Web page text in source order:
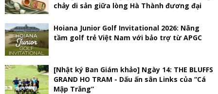
chảy di sản giữa lòng Hà Thành đương đại
Hoiana Junior Golf Invitational 2026: Nâng
tầm golf trẻ Việt Nam với bảo trợ từ APGC
[Nhật ký Ban Giám khảo] Ngày 14: THE BLUFFS
GRAND HO TRAM - Dấu ấn sân Links của “Cá
Mập Trắng”